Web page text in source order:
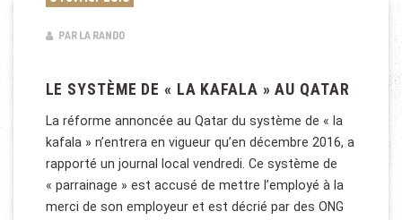
PAR LA RANDO
LE SYSTÈME DE « LA KAFALA » AU QATAR
La réforme annoncée au Qatar du système de « la
kafala » n’entrera en vigueur qu’en décembre 2016, a
rapporté un journal local vendredi. Ce système de
« parrainage » est accusé de mettre l’employé à la
merci de son employeur et est décrié par des ONG